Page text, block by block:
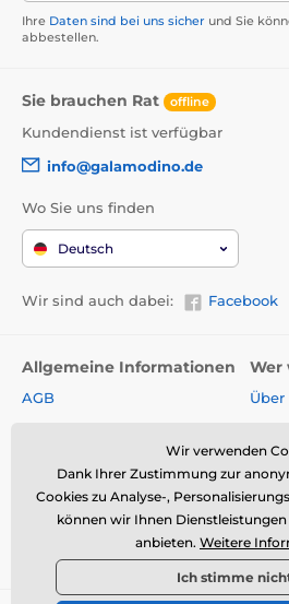
Ihre Daten sind bei uns sicher und Sie
abbestellen.
Sie brauchen Rat offline
Kundendienst ist verfügbar
info@galamodino.de
Wo Sie uns finden
Deutsch
Wir sind auch dabei: Facebook
Allgemeine Informationen
AGB
Versand & Zahlungsarten
Rückgabe und Reklamation
Online-Retoure &
Wer
Über
Wir verwenden
Dank Ihrer Zustimmung zur
Cookies zu Analyse-,
können wir Ihnen
anbieten. Weitere
Ich stimme